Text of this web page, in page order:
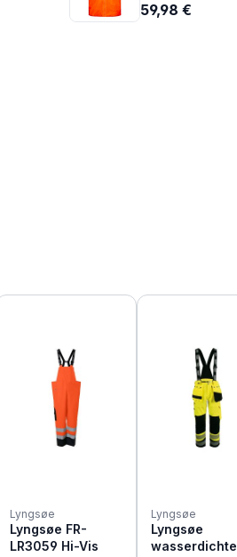
59,98 €
Lyngsøe
Lyngsøe FR-
LR3059 Hi-Vis
Lyngsøe
Lyngsøe
wasserdichte